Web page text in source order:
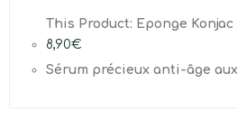
This Product: Eponge
8,90€
Sérum précieux anti-âge